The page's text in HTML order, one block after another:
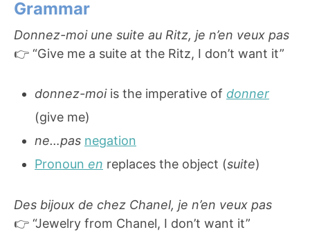
Grammar
Donnez-moi une suite au Ritz, je n’en veux pas
👉 “Give me a suite at the Ritz, I don’t want it”
donnez-moiis the imperative of donner
(give me)
ne…pas negation
Pronoun en replaces the object (suite)
Des bijoux de chez Chanel, je n’en veux pas
👉 “Jewelry from Chanel, I don’t want it”